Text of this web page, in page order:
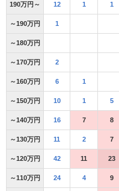
190万円～ 12 1 1
～190万円 1
～180万円
～170万円 2
～160万円 6 1
～150万円 10 1 5
～140万円 16 7 8
～130万円 11 2 7
～120万円 42 11 23
～110万円 24 4 9